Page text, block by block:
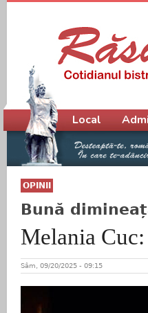
OPINII
Bună
Melania
Sâm, 09/20/2025 - 09:15
Meniu principal
Local